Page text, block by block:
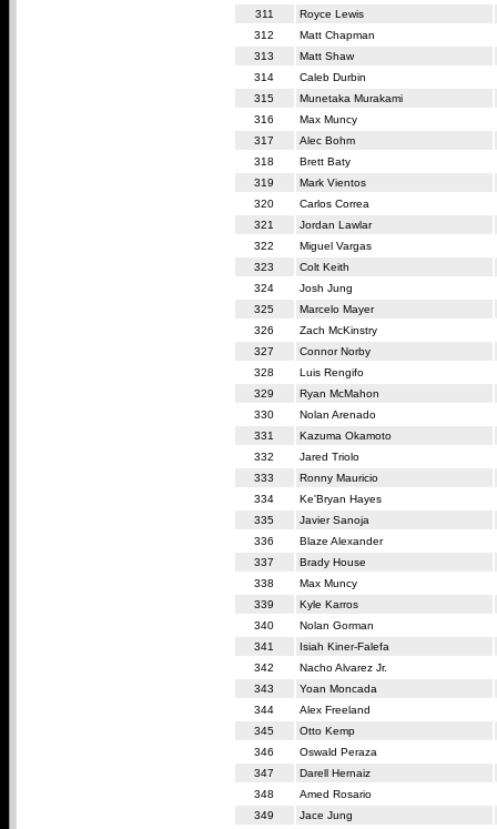
311
Royce Lewis
312
Matt Chapman
313
Matt Shaw
314
Caleb Durbin
315
Munetaka Murakami
316
Max Muncy
317
Alec Bohm
318
Brett Baty
319
Mark Vientos
320
Carlos Correa
321
Jordan Lawlar
322
Miguel Vargas
323
Colt Keith
324
Josh Jung
325
Marcelo Mayer
326
Zach McKinstry
327
Connor Norby
328
Luis Rengifo
329
Ryan McMahon
330
Nolan Arenado
331
Kazuma Okamoto
332
Jared Triolo
333
Ronny Mauricio
334
Ke'Bryan Hayes
335
Javier Sanoja
336
Blaze Alexander
337
Brady House
338
Max Muncy
339
Kyle Karros
340
Nolan Gorman
341
Isiah Kiner-Falefa
342
Nacho Alvarez Jr.
343
Yoan Moncada
344
Alex Freeland
345
Otto Kemp
346
Oswald Peraza
347
Darell Hernaiz
348
Amed Rosario
349
Jace Jung